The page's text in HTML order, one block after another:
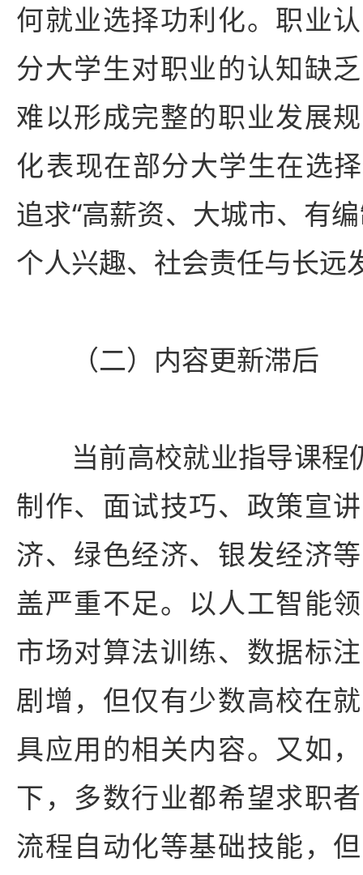
何就业选择功利化。职业
分大学生对职业的认知缺
难以形成完整的职业发展
化‌表现在部分大学生在选
追求“高薪资、大城市、有
个人兴趣、社会责任与长远
（二）内容更新滞后
当前高校就业指导课程
制作、面试技巧、政策宣
济、绿色经济、银发经济
盖严重不足。以人工智能
市场对算法训练、数据标
剧增，但仅有少数高校在
具应用的相关内容。又如
下，多数行业都希望求职
流程自动化等基础技能，